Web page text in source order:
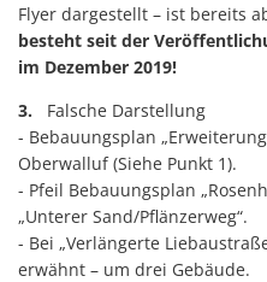
Flyer dargestellt – ist bereits
besteht seit der
im Dezember 2019!
3. Falsche Darstellung
- Bebauungsplan
Oberwalluf (Siehe Punkt 1).
- Pfeil Bebauungsplan
„Unterer Sand/Pflänzerweg“.
- Bei „Verlängerte
erwähnt – um drei Gebäude.